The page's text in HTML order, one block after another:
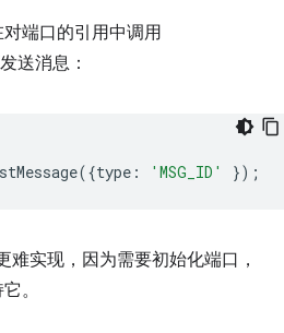
端口的引用中调用
送消息：
({type : 'MSG_ID' });
难实现，因为需要初始化端口，
。